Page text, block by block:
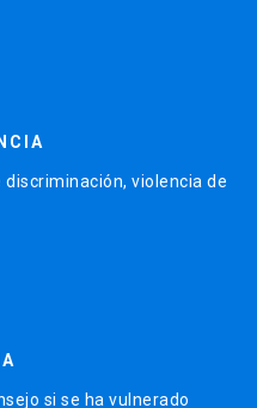
violencia de
si se ha vulnerado